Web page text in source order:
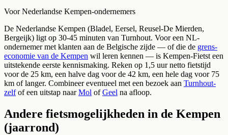
Voor Nederlandse Kempen-ondernemers
De Nederlandse Kempen (Bladel, Eersel, Reusel-De Mierden,
Bergeijk) ligt op 30-45 minuten van Turnhout. Voor een NL-
ondernemer met klanten aan de Belgische zijde — of die de grens-
economie van de Kempen wil leren kennen — is Kempen-Fietst een
uitstekende eerste kennismaking. Reken op 1,5 uur netto fietstijd
voor de 25 km, een halve dag voor de 42 km, een hele dag voor 75
km of langer. Combineer eventueel met een bezoek aan Turnhout-
zelfof een uitstap naarMol ofGeel na afloop.
Andere fietsmogelijkheden in de Kempen
(jaarrond)